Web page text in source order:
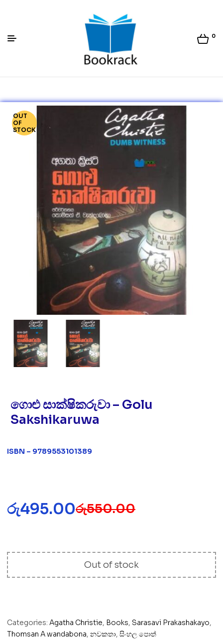
Bookrack.lk
0
OUT
OF
STOCK
ගොළු සාක්ෂිකරුවා – Golu
Sakshikaruwa
ISBN – 9789553101389
රු550.00
රු495.00
Out of stock
Categories: Agatha Christie, Books, Sarasavi Prakashakayo,
Thomsan A wandabona, නවකතා, සිංහල පොත්